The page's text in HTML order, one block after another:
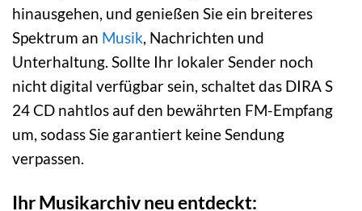
hinausgehen, und genießen Sie ein breiteres
Spektrum an Musik, Nachrichten und
Unterhaltung. Sollte Ihr lokaler Sender noch
nicht digital verfügbar sein, schaltet das DIRA S
24 CD nahtlos auf den bewährten FM-Empfang
um, sodass Sie garantiert keine Sendung
verpassen.
Ihr Musikarchiv neu entdeckt: